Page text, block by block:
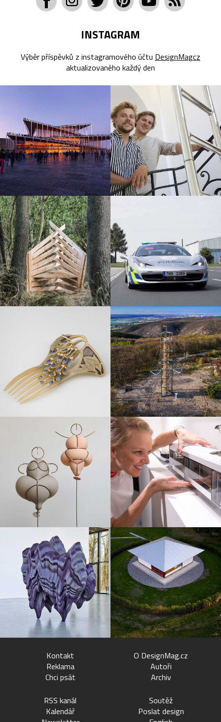
INSTAGRAM
Výběr příspěvků z instagramového účtu DesignMagcz
aktualizovaného každý den
Kontakt
Reklama
Chci psát
O DesignMag.cz
Autoři
Archiv
RSS kanál
Kalendář
Soutěž
Poslat design